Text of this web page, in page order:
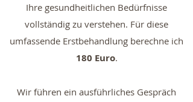
Ihre gesundheitlichen Bedürfnisse
vollständig zu verstehen. Für diese
umfassende Erstbehandlung berechne ich
180 Euro.
Wir führen ein ausführliches Gespräch